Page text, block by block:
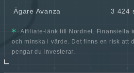
Ägare Avanza 3 424
Affiliate-länk till Nordnet. Finansiella
och minska i värde. Det finns en risk att
pengar du investerar.